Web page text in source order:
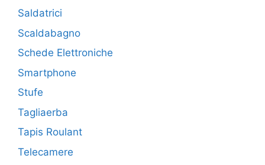
Saldatrici
Scaldabagno
Schede Elettroniche
Smartphone
Stufe
Tagliaerba
Tapis Roulant
Telecamere